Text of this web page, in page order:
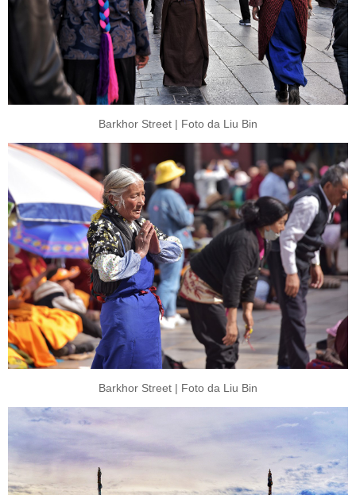
Barkhor Street | Foto da Liu Bin
Barkhor Street | Foto da Liu Bin